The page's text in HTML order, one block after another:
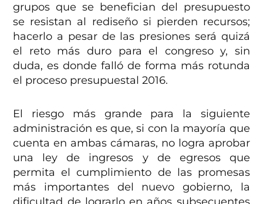
grupos que se benefician del presupuesto
se resistan al rediseño si pierden recursos;
hacerlo a pesar de las presiones será quizá
el reto más duro para el congreso y, sin
duda, es donde falló de forma más rotunda
el proceso presupuestal 2016.
El riesgo más grande para la siguiente
administración es que, si con la mayoría que
cuenta en ambas cámaras, no logra aprobar
una ley de ingresos y de egresos que
permita el cumplimiento de las promesas
más importantes del nuevo gobierno, la